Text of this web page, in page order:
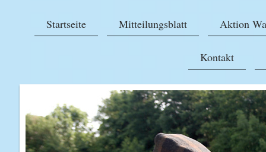
Startseite Mitteilungsblatt Aktion
Kontakt